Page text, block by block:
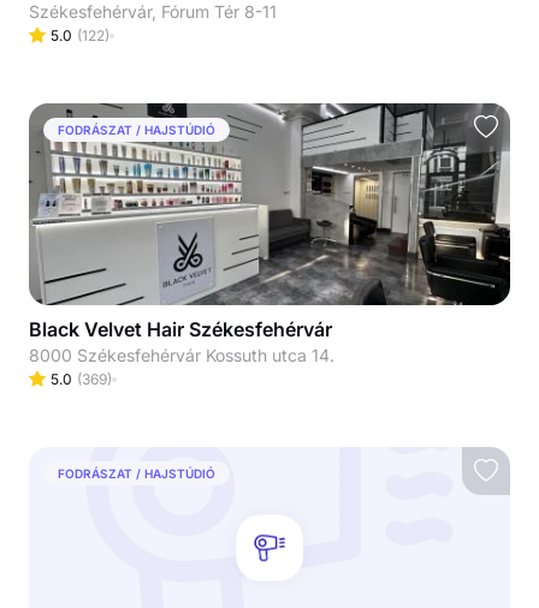
Székesfehérvár, Fórum Tér 8-11
5.0 (122)
FODRÁSZAT / HAJSTÚDIÓ
Black Velvet Hair Székesfehérvár
8000 Székesfehérvár Kossuth utca 14.
5.0 (369)
FODRÁSZAT / HAJSTÚDIÓ